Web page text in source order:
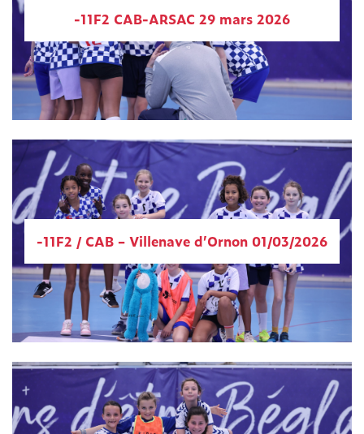
-11F2 CAB-ARSAC 29 mars 2026
-11F2 / CAB – Villenave d’Ornon 01/03/2026